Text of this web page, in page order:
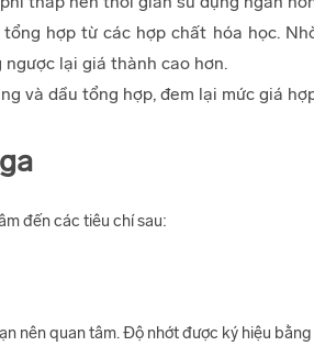
hợp từ các hợp chất hóa học.
lại giá thành cao hơn.
và dầu tổng hợp, đem lại mức giá
đến các tiêu chí sau:
nên quan tâm. Độ nhớt được ký hiệu